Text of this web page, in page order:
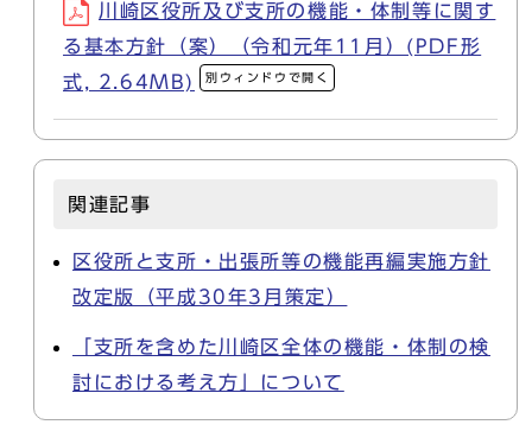
川崎区役所及び支所の機能・体制等に関す
る基本方針（案）（令和元年11月）(PDF形
式, 2.64MB)
別ウィンドウで開く
関連記事
区役所と支所・出張所等の機能再編実施方針
改定版（平成30年3月策定）
「支所を含めた川崎区全体の機能・体制の検
討における考え方」について